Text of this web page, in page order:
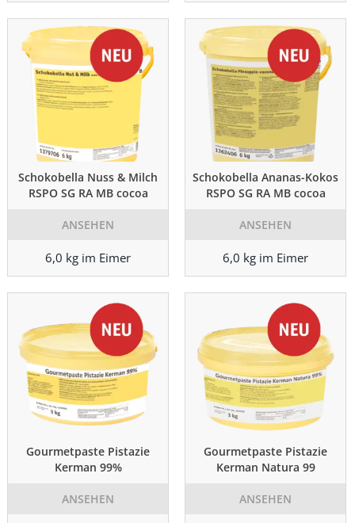
Schokobella Nuss & Milch
RSPO SG RA MB cocoa
ANSEHEN
6,0 kg im Eimer
Schokobella Ananas-Kokos
RSPO SG RA MB cocoa
ANSEHEN
6,0 kg im Eimer
Gourmetpaste Pistazie
Kerman 99%
ANSEHEN
Gourmetpaste Pistazie
Kerman Natura 99
ANSEHEN